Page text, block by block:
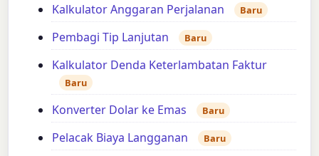
Kalkulator Anggaran Perjalanan Baru
Pembagi Tip Lanjutan Baru
Kalkulator Denda Keterlambatan Faktur
Baru
Konverter Dolar ke Emas Baru
Pelacak Biaya Langganan Baru